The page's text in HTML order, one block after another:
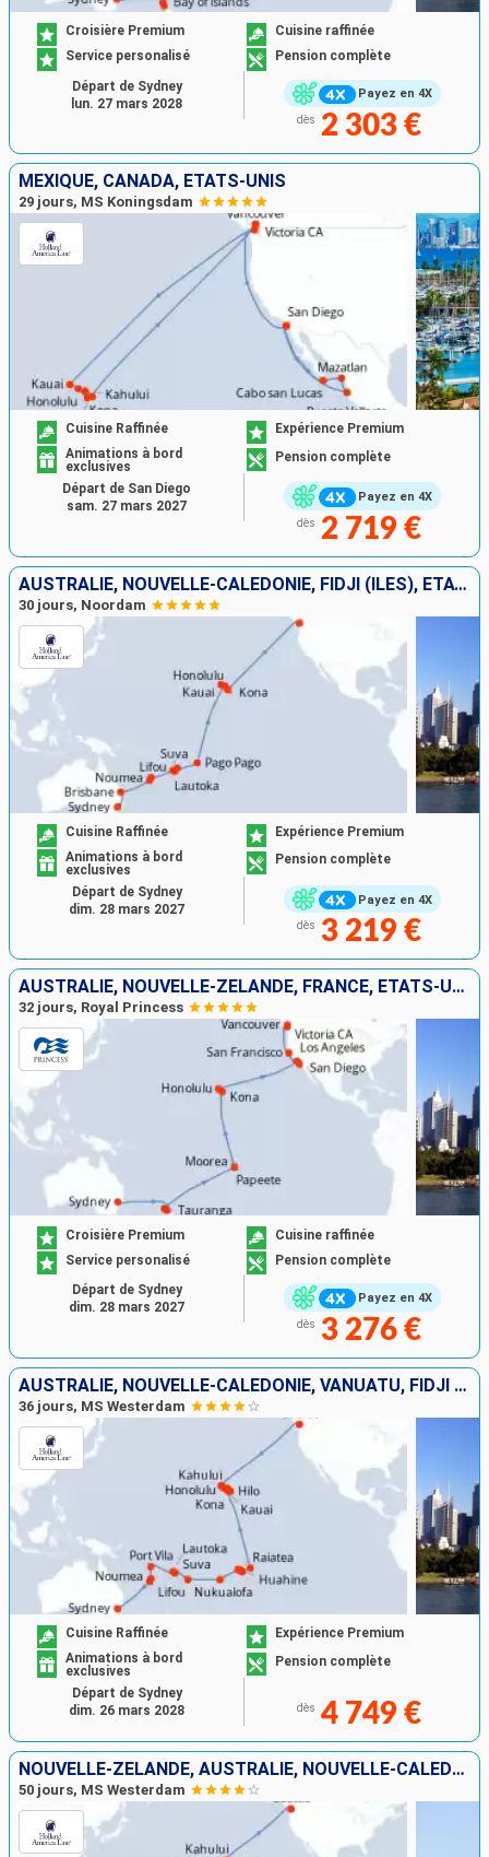
Payez en 4X
Croisière Premium
Cuisine raffinée
Service personalisé
Pension complète
dès 2 303 €
Départ de Sydney
lun. 27 mars 2028
MEXIQUE, CANADA, ÉTATS-UNIS
29 jours, MS Koningsdam
Payez en 4X
Cuisine Raffinée
Expérience Premium
Animations à bord
exclusives
Pension complète
dès 2 719 €
Départ de San Diego
sam. 27 mars 2027
AUSTRALIE, NOUVELLE-CALÉDONIE, FIDJI (ÎLES), ÉTATS-UNIS
30 jours, Noordam
Payez en 4X
Cuisine Raffinée
Expérience Premium
Animations à bord
exclusives
Pension complète
dès 3 219 €
Départ de Sydney
dim. 28 mars 2027
AUSTRALIE, NOUVELLE-ZÉLANDE, FRANCE, ÉTATS-UNIS, CANADA
32 jours, Royal Princess
Payez en 4X
Croisière Premium
Cuisine raffinée
Service personalisé
Pension complète
dès 3 276 €
Départ de Sydney
dim. 28 mars 2027
AUSTRALIE, NOUVELLE-CALÉDONIE, VANUATU, FIDJI (ÎLES), TONGA, ÎLES COOK, FRANCE, ÉTATS-UNIS
36 jours, MS Westerdam
Cuisine Raffinée
Expérience Premium
Animations à bord
exclusives
Pension complète
dès 4 749 €
Départ de Sydney
dim. 26 mars 2028
NOUVELLE-ZÉLANDE, AUSTRALIE, NOUVELLE-CALÉDONIE, VANUATU, FIDJI (ÎLES), TONGA, ÎLES COOK, FRANCE, ÉTATS-UNIS
50 jours, MS Westerdam